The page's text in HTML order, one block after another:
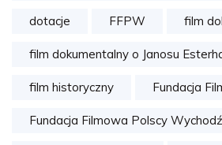
dotacje FFPW film
film dokumentalny o Janosu
film historyczny Fundacja
Fundacja Filmowa Polscy